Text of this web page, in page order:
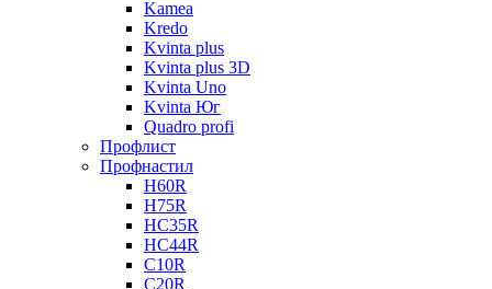
Kamea
Kredo
Kvinta plus
Kvinta plus 3D
Kvinta Uno
Kvinta Юг
Quadro profi
Профлист
Профнастил
Н60R
Н75R
НС35R
НС44R
С10R
С20R